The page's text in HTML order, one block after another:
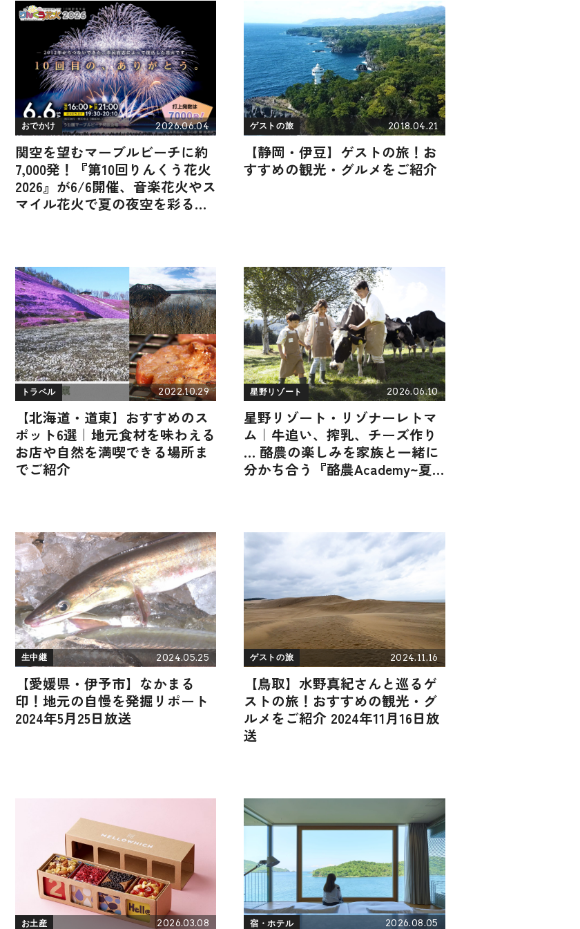
おでかけ 2026.06.04
関空を望むマーブルビーチに約
7,000発！『第10回りんくう花火
2026』が6/6開催、音楽花火やス
マイル花火で夏の夜空を彩る｜
ゲストの旅 2018.04.21
【静岡・伊豆】ゲストの旅！お
すすめの観光・グルメをご紹介
トラベル 2022.10.29
【北海道・道東】おすすめのス
ポット6選｜地元食材を味わえる
お店や自然を満喫できる場所ま
でご紹介
星野リゾート 2026.06.10
星野リゾート・リゾナーレトマ
ム｜牛追い、搾乳、チーズ作り
… 酪農の楽しみを家族と一緒に
分かち合う『酪農Academy~夏
生中継 2024.05.25
【愛媛県・伊予市】なかまる
印！地元の自慢を発掘リポート
2024年5月25日放送
ゲストの旅 2024.11.16
【鳥取】水野真紀さんと巡るゲ
ストの旅！おすすめの観光・グ
ルメをご紹介 2024年11月16日放
送
お土産 2026.03.08 宿・ホテル 2026.08.05